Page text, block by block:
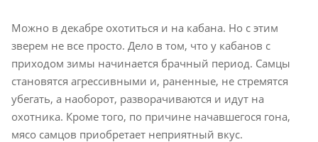
Можно в декабре охотиться и на кабана. Но с этим
зверем не все просто. Дело в том, что у кабанов с
приходом зимы начинается брачный период. Самцы
становятся агрессивными и, раненные, не стремятся
убегать, а наоборот, разворачиваются и идут на
охотника. Кроме того, по причине начавшегося гона,
мясо самцов приобретает неприятный вкус.